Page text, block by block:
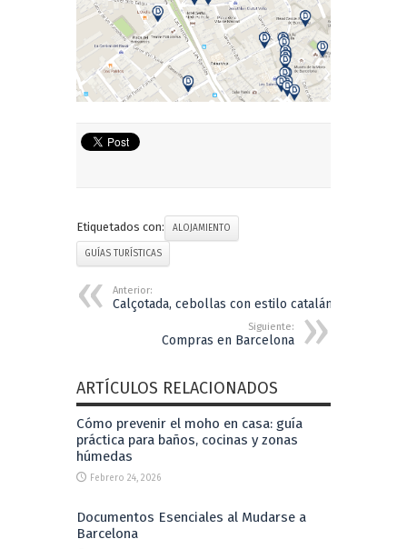
Etiquetados con: ALOJAMIENTO
GUÍAS TURÍSTICAS
Anterior:
Calçotada, cebollas con estilo catalán
Siguiente:
Compras en Barcelona
ARTÍCULOS RELACIONADOS
Cómo prevenir el moho en casa: guía
práctica para baños, cocinas y zonas
húmedas
Febrero 24, 2026
Documentos Esenciales al Mudarse a
Barcelona